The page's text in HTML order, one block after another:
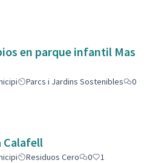
en parque infantil Mas
Parcs i Jardins Sostenibles
0
Calafell
Residuos Cero 0
1